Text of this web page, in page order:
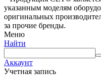
указанным моделям
оригинальных
за прочие бренды.
Меню
Найти
Аккаунт
Учетная запись